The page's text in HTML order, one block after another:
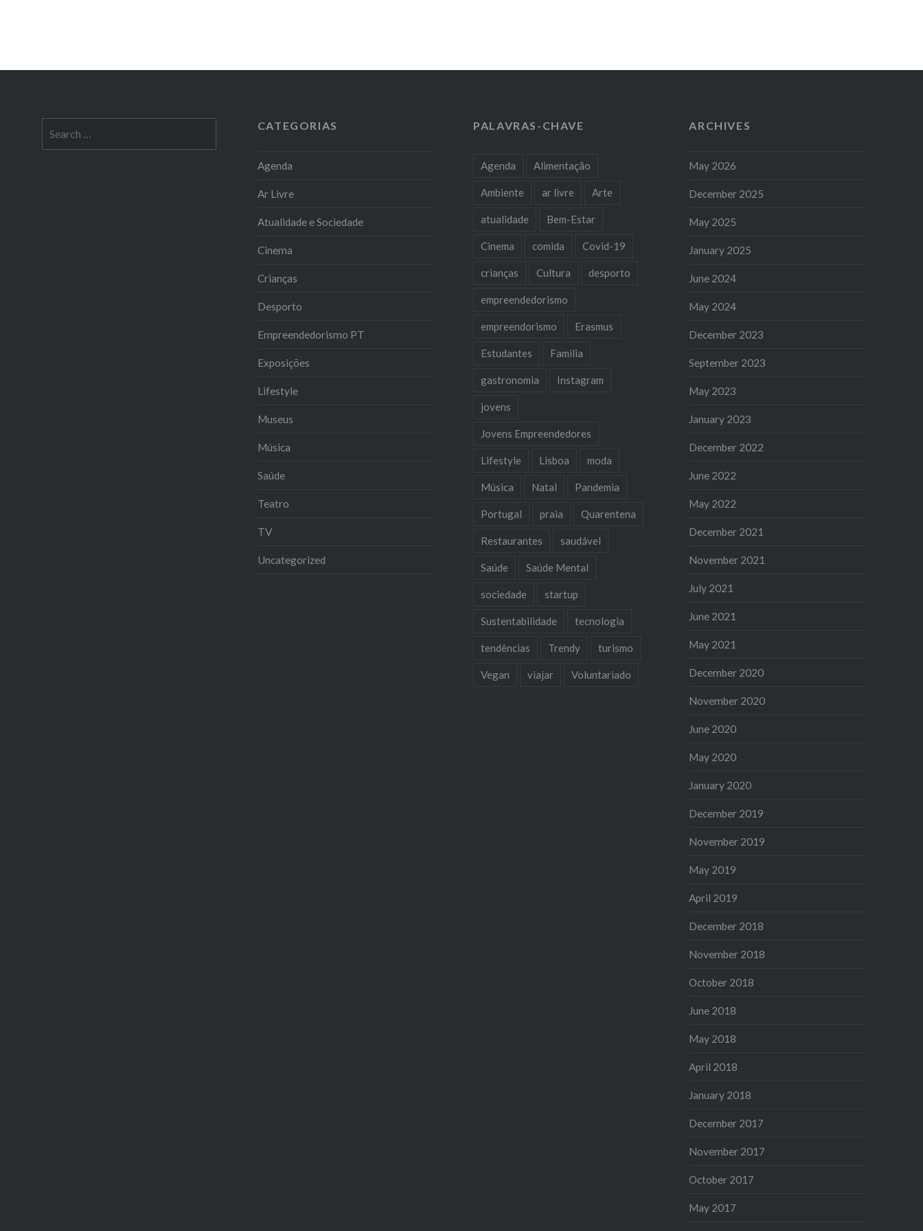
for:
CATEGORIAS
Agenda
Ar Livre
Atualidade e Sociedade
Cinema
Crianças
Desporto
Empreendedorismo PT
Exposições
Lifestyle
Museus
Música
Saúde
Teatro
TV
Uncategorized
PALAVRAS-CHAVE
Agenda Alimentação
Ambiente ar livre Arte
atualidade Bem-Estar
Cinema comida Covid-19
crianças Cultura desporto
empreendedorismo
empreendorismo Erasmus
Estudantes Familia
gastronomia Instagram
jovens
Jovens Empreendedores
Lifestyle Lisboa moda
Música Natal Pandemia
Portugal praia Quarentena
Restaurantes saudável
Saúde Saúde Mental
sociedade startup
Sustentabilidade tecnologia
tendências Trendy turismo
Vegan viajar Voluntariado
ARCHIVES
May 2026
December 2025
May 2025
January 2025
June 2024
May 2024
December 2023
September 2023
May 2023
January 2023
December 2022
June 2022
May 2022
December 2021
November 2021
July 2021
June 2021
May 2021
December 2020
November 2020
June 2020
May 2020
January 2020
December 2019
November 2019
May 2019
April 2019
December 2018
November 2018
October 2018
June 2018
May 2018
April 2018
January 2018
December 2017
November 2017
October 2017
May 2017